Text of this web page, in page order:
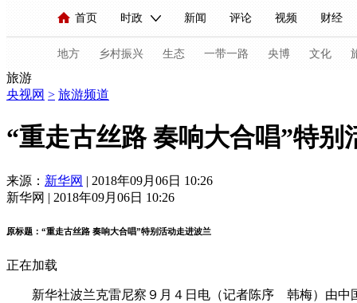
首页 时政 新闻 评论 视频 财经
人民领袖习近平 联播+ 中国领导人 央视快评 习
直播 栏目大全 节目单 听音 微视频
海外频道 iPanda English Монгол
地方 乡村振兴 生态 一带一路 央博 文化
新闻 国内 国际
旅游
央视网 > 旅游频道
“重走古丝路 奏响大合唱”特别
来源： 新华网 | 2018年09月06日 10:26
新华网 | 2018年09月06日 10:26
原标题：“重走古丝路 奏响大合唱”特别活动走进波兰
正在加载
新华社波兰克雷尼察９月４日电（记者陈序 韩梅）由中国